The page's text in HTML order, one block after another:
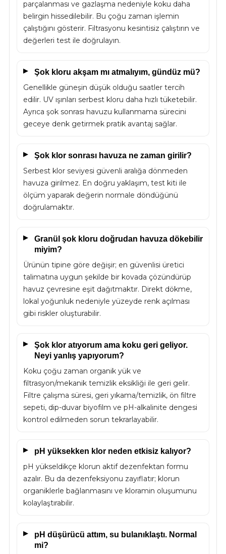
parçalanması ve gazlaşma nedeniyle koku daha
belirgin hissedilebilir. Bu çoğu zaman işlemin
çalıştığını gösterir. Filtrasyonu kesintisiz çalıştırın ve
değerleri test ile doğrulayın.
Şok kloru akşam mı atmalıyım, gündüz mü?
Genellikle güneşin düşük olduğu saatler tercih
edilir. UV ışınları serbest kloru daha hızlı tüketebilir.
Ayrıca şok sonrası havuzu kullanmama sürecini
geceye denk getirmek pratik avantaj sağlar.
Şok klor sonrası havuza ne zaman girilir?
Serbest klor seviyesi güvenli aralığa dönmeden
havuza girilmez. En doğru yaklaşım, test kiti ile
ölçüm yaparak değerin normale döndüğünü
doğrulamaktır.
Granül şok kloru doğrudan havuza dökebilir
miyim?
Ürünün tipine göre değişir; en güvenlisi üretici
talimatına uygun şekilde bir kovada çözündürüp
havuz çevresine eşit dağıtmaktır. Direkt dökme,
lokal yoğunluk nedeniyle yüzeyde renk açılması
gibi riskler oluşturabilir.
Şok klor atıyorum ama koku geri geliyor.
Neyi yanlış yapıyorum?
Koku çoğu zaman organik yük ve
filtrasyon/mekanik temizlik eksikliği ile geri gelir.
Filtre çalışma süresi, geri yıkama/temizlik, ön filtre
sepeti, dip-duvar biyofilm ve pH-alkalinite dengesi
kontrol edilmeden sorun tekrarlayabilir.
pH yüksekken klor neden etkisiz kalıyor?
pH yükseldikçe klorun aktif dezenfektan formu
azalır. Bu da dezenfeksiyonu zayıflatır; klorun
organiklerle bağlanmasını ve kloramin oluşumunu
kolaylaştırabilir.
pH düşürücü attım, su bulanıklaştı. Normal
mi?